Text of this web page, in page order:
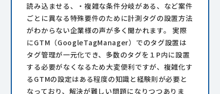
読み込ませる、・複雑な条件分岐がある、など案件
ごとに異なる特殊要件のために計測タグの設置方法
がわからない企業様の声が多く聞かれます。 実際
にGTM（GoogleTagManager）でのタグ設置は
タグ管理が一元化でき、多数のタグを１P内に設置
する必要がなくなるため大変便利ですが、複雑化す
るGTMの設定はある程度の知識と経験則が必要と
なっており、解決が難しい問題になりつつありま